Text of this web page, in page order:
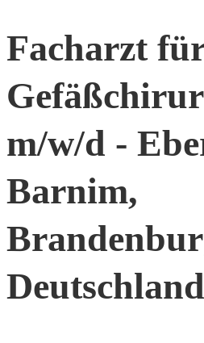
Facharzt
m/w/d -
Barnim,
Deutschland